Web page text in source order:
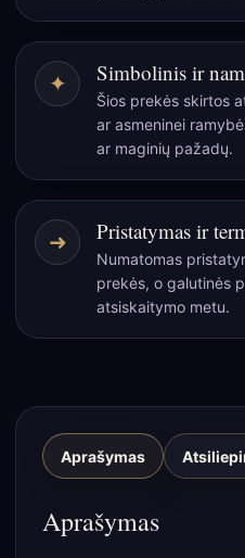
–
tylus
kūrybos
sodas
lapų)
✦ Simbolinis ir
Šios prekės skirtos
ar asmeninei
ar maginių pažadų.
➜ Pristatymas ir
Numatomas
prekės, o galutinės
atsiskaitymo metu.
Aprašymas
Aprašymas